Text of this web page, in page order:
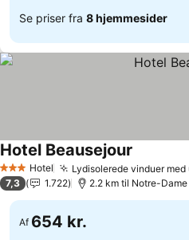
Se priser fra 8 hjemmesider
3 StjernerHotel Lydisolerede vinduer
Hotel Beausejour
7,3 1.722 2.2 km til Notre-
Af 654 kr.